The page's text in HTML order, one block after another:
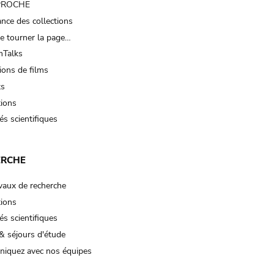
des collections
tourner la page…
de films
scientifiques
de recherche
scientifiques
séjours d'étude
avec nos équipes